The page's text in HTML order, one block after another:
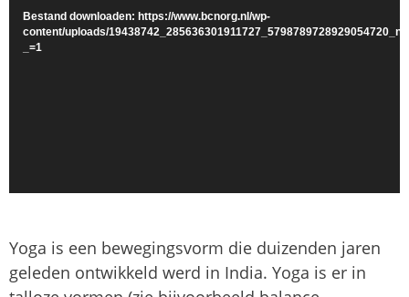
Bestand downloaden: https://www.bcnorg.nl/wp-
content/uploads/
_=1
Yoga is een bewegingsvorm die duizenden jaren
geleden ontwikkeld werd in India. Yoga is er in